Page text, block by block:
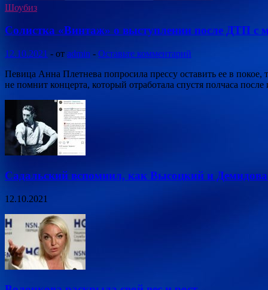
Шоубиз
Солистка «Винтаж» о выступлении после ДТП с
12.10.2021 - от admin - Оставьте комментарий
Певица Анна Плетнева попросила прессу оставить ее в
не помнит концерта, который отработала спустя полчаса
Садальский вспомнил, как Высоцкий и
12.10.2021